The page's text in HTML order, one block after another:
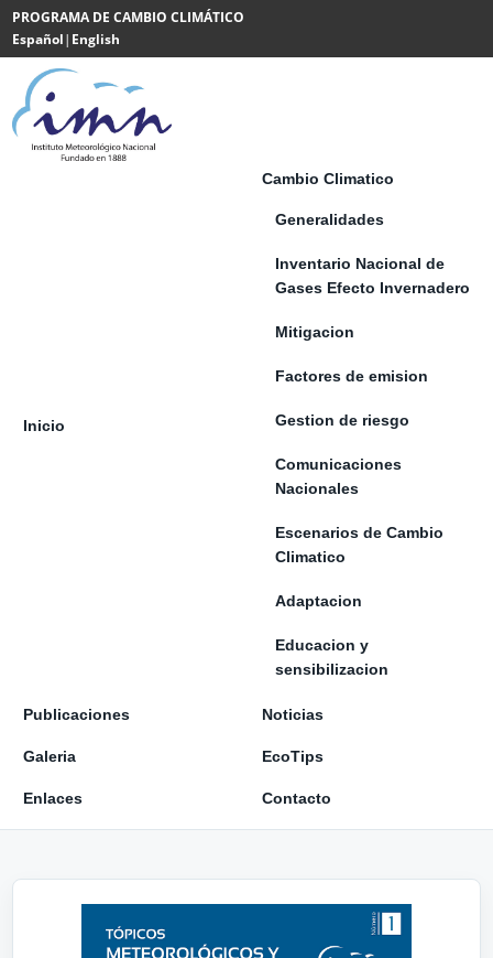
Saltar al contenido
PROGRAMA DE CAMBIO CLIMÁTICO
Español| English
Powered
by
Translate
Inicio
Cambio Climatico
Generalidades
Inventario Nacional de
Gases Efecto Invernadero
Mitigacion
Factores de emision
Gestion de riesgo
Comunicaciones
Nacionales
Escenarios de Cambio
Climatico
Adaptacion
Educacion y
sensibilizacion
Publicaciones Noticias
Galeria EcoTips
Enlaces Contacto